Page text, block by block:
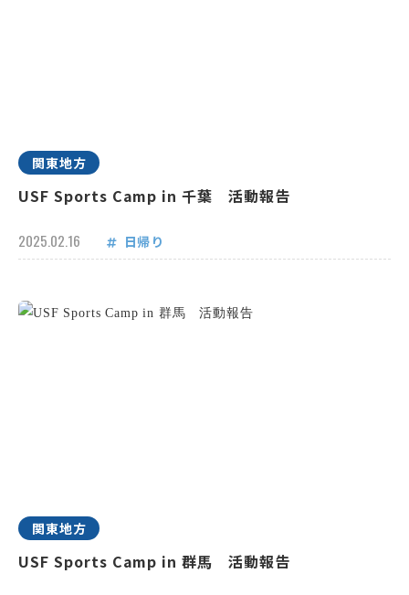
関東地方
USF Sports Camp in 千葉 活動報告
2025.02.16 日帰り
関東地方
USF Sports Camp in 群馬 活動報告